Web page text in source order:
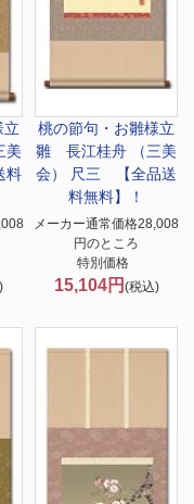
立
美
料
桃の節句・お雛様立
雛 長江桂舟 （三美
会） 尺三 【全品送
料無料】！
メーカー通常価格28,008
円のところ
特別価格
15,104円 (税込)